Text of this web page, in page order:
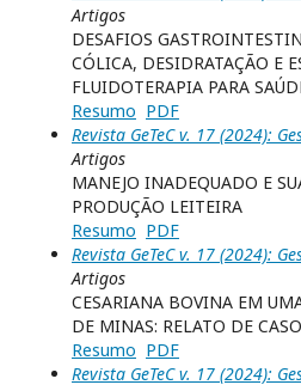
Artigos
DESAFIOS
CÓLICA, DESIDRATAÇÃO E
FLUIDOTERAPIA PARA
Resumo PDF
Revista GeTeC v. 17 (2024):
Artigos
MANEJO INADEQUADO E
PRODUÇÃO LEITEIRA
Resumo PDF
Revista GeTeC v. 17 (2024):
Artigos
CESARIANA BOVINA EM
DE MINAS: RELATO DE CASO
Resumo PDF
Revista GeTeC v. 17 (2024):